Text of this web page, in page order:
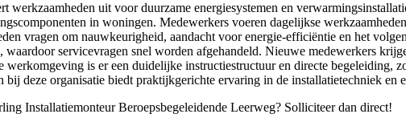
werkzaamheden uit voor duurzame energiesystemen en
in woningen. Medewerkers voeren dagelijkse
vragen om nauwkeurigheid, aandacht voor energie-efficiëntie en het
servicevragen snel worden afgehandeld. Nieuwe medewerkers
werkomgeving is er een duidelijke instructiestructuur en directe begeleiding,
deze organisatie biedt praktijkgerichte ervaring in de installatietechniek
Installatiemonteur Beroepsbegeleidende Leerweg? Solliciteer dan direct!